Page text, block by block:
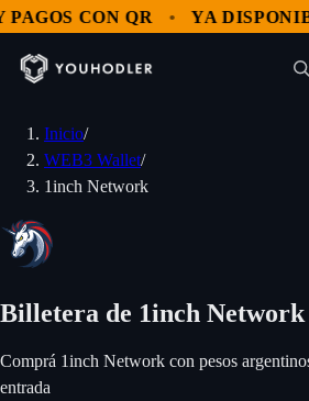
CON QR YA
Inicio/
WEB3 Wallet/
1inch Network
Billetera de 1inch
Comprá 1inch Network con pesos
entrada